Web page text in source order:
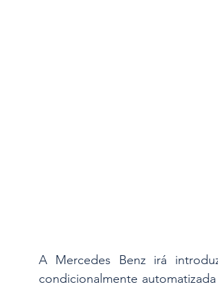
A Mercedes Benz irá
condicionalmente